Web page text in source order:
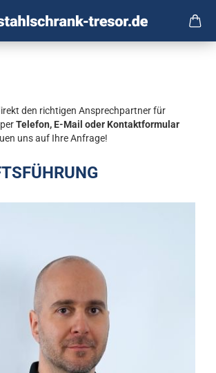
den richtigen Ansprechpartner für
Telefon, E-Mail oder Kontaktformular
uns auf Ihre Anfrage!